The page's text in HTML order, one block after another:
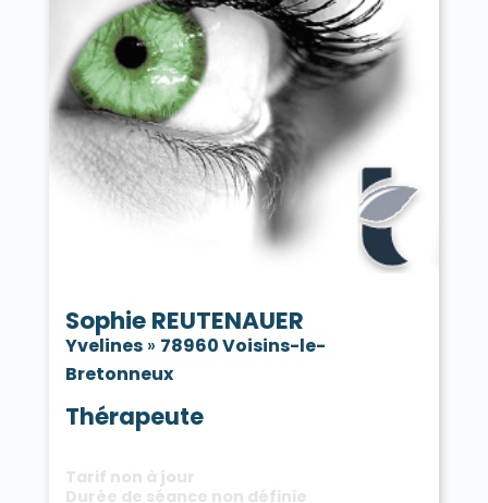
Sophie REUTENAUER
Yvelines» 78960 Voisins-le-
Bretonneux
Thérapeute
Tarif non à jour
Durée de séance non définie